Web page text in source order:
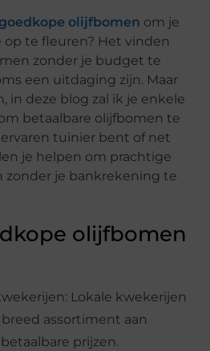
olijfbomen om je
te fleuren? Het vinden
zonder je budget te
een uitdaging zijn. Maar
in deze blog zal ik je enkele
betaalbare olijfbomen te
tuinier bent of net
je helpen om prachtige
zonder je bankrekening te
olijfbomen
Lokale kwekerijen
assortiment aan
prijzen.